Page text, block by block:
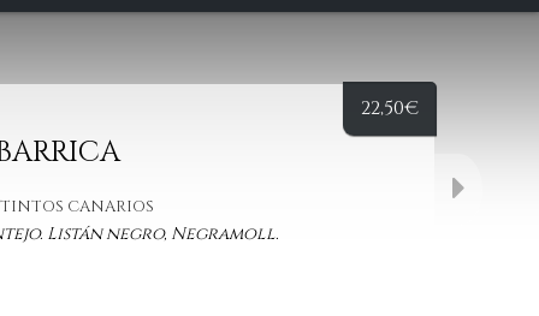
CANARIOS
Listánnegro, Negramoll.
22,50€